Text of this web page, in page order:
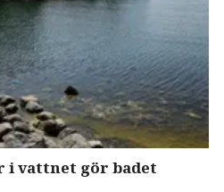
i vattnet gör badet